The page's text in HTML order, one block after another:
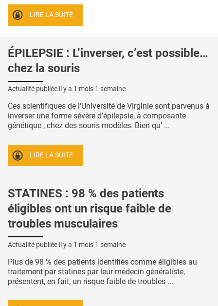
LIRE LA SUITE
ÉPILEPSIE : L’inverser, c’est possible…
chez la souris
Actualité publiée il y a 1 mois 1 semaine
Ces scientifiques de l'Université de Virginie sont parvenus à
inverser une forme sévère d'épilepsie, à composante
génétique , chez des souris modèles. Bien qu’ ...
LIRE LA SUITE
STATINES : 98 % des patients
éligibles ont un risque faible de
troubles musculaires
Actualité publiée il y a 1 mois 1 semaine
Plus de 98 % des patients identifiés comme éligibles au
traitement par statines par leur médecin généraliste,
présentent, en fait, un risque faible de troubles ...